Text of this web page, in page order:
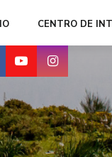
CENTRO DE